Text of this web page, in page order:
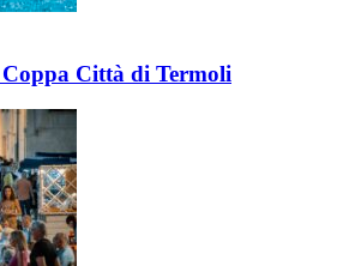
Città di Termoli